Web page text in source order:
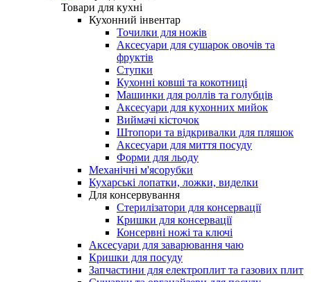
Товари для кухні
Кухонний інвентар
Точилки для ножів
Аксесуари для сушарок овочів та
фруктів
Ступки
Кухонні ковші та кокотниці
Машинки для роллів та голубців
Аксесуари для кухонних мийок
Виймачі кісточок
Штопори та відкривалки для пляшок
Аксесуари для миття посуду
Форми для льоду
Механічні м'ясорубки
Кухарські лопатки, ложки, виделки
Для консервування
Стерилізатори для консервації
Кришки для консервації
Консервні ножі та ключі
Аксесуари для заварювання чаю
Кришки для посуду
Запчастини для електроплит та газових плит